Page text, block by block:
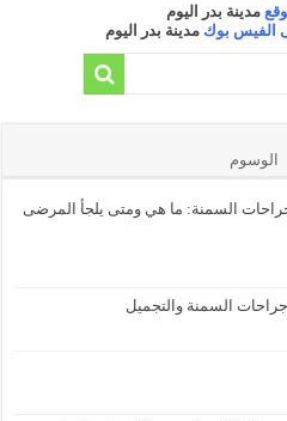
مدينة بدر اليوم
الفيس بوك مدينة بدر اليوم
الوسوم
السمنة: ما هي ومتى يلجأ المرضى
السمنة والتجميل